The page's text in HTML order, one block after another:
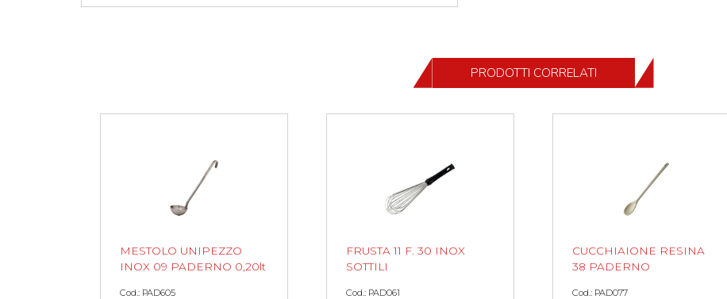
PRODOTTI CORRELATI
MESTOLO UNIPEZZO
INOX 09 PADERNO 0,20lt
Cod.: PAD605
FRUSTA 11 F. 30 INOX
SOTTILI
Cod.: PAD061
CUCCHIAIONE RESINA
38 PADERNO
Cod.: PAD077